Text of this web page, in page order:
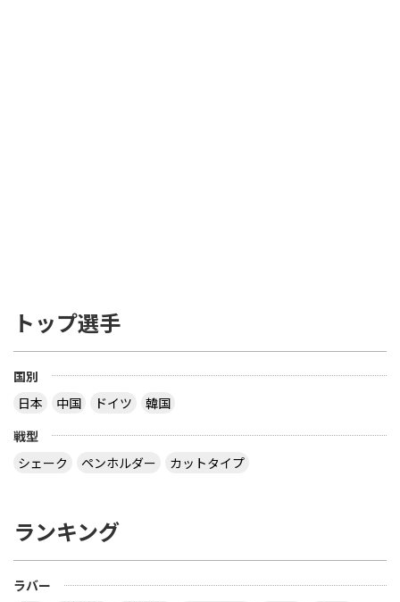
トップ選手
国別
日本
中国 ドイツ
韓国
戦型
シェーク
ペンホルダー カットタイプ
ランキング
ラバー